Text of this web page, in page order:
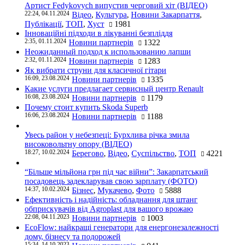
Артист Fedykovych випустив черговий хіт (ВІДЕО)
22:24, 04.11.2024 Відео, Культура, Новини Закарпаття,
Публікації, ТОП, Хуст
1981
Інноваційні підходи в лікуванні безпліддя
2:35, 01.11.2024 Новини партнерів
1322
Неожиданный подход к использованию лапши
2:32, 01.11.2024 Новини партнерів
1283
Як вибрати струни для класичної гітари
16:09, 23.08.2024 Новини партнерів
1335
Какие услуги предлагает сервисный центр Renault
16:08, 23.08.2024 Новини партнерів
1179
Почему стоит купить Skoda Superb
16:06, 23.08.2024 Новини партнерів 1188
Увесь район у небезпеці: Бурхлива річка змила
високовольтну опору (ВІДЕО)
18:27, 10.02.2024 Берегово, Відео, Суспільство, ТОП 4221
“Більше мільйона грн під час війни”: Закарпатський
посадовець задекларував свою зарплату (ФОТО)
14:37, 10.02.2024 Бізнес, Мукачево, Фото
5888
Ефективність і надійність: обладнання для штанг
обприскувачів від Agroplast для вашого врожаю
22:08, 04.11.2023 Новини партнерів
1003
EcoFlow: найкращі генератори для енергонезалежності
дому, бізнесу та подорожей